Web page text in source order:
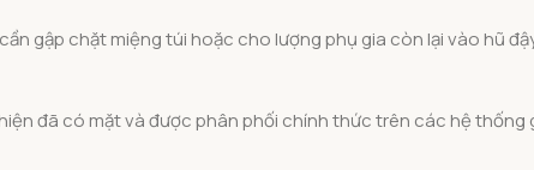
gập chặt miệng túi hoặc cho lượng phụ gia còn lại vào hũ
đã có mặt và được phân phối chính thức trên các hệ thống